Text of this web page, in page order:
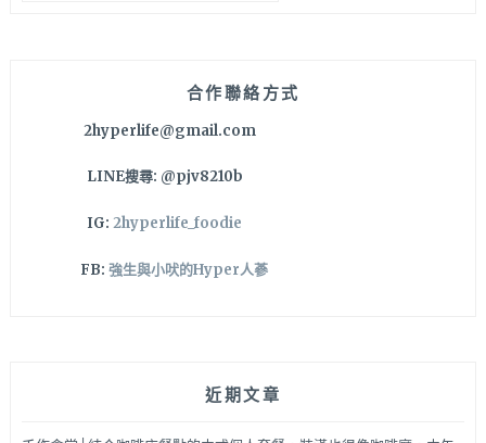
合作聯絡方式
2hyperlife@gmail.com
LINE搜尋: @pjv8210b
IG: 2hyperlife_foodie
FB: 強生與小吠的Hyper人蔘
近期文章